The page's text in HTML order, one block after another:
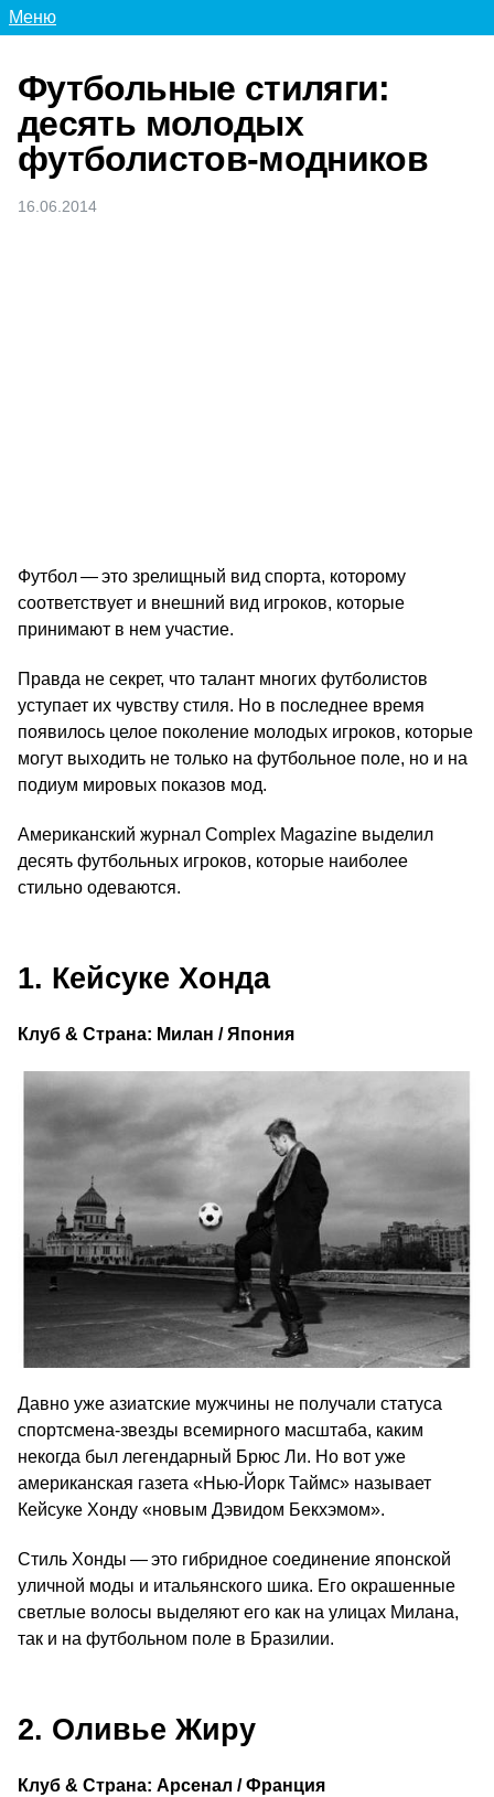
Меню
Футбольные стиляги:
десять молодых
футболистов-модников
16.06.2014
Футбол — это зрелищный вид спорта, которому
соответствует и внешний вид игроков, которые
принимают в нем участие.
Правда не секрет, что талант многих футболистов
уступает их чувству стиля. Но в последнее время
появилось целое поколение молодых игроков, которые
могут выходить не только на футбольное поле, но и на
подиум мировых показов мод.
Американский журнал Complex Magazine выделил
десять футбольных игроков, которые наиболее
стильно одеваются.
1. Кейсуке Хонда
Клуб & Страна: Милан / Япония
Давно уже азиатские мужчины не получали статуса
спортсмена-звезды всемирного масштаба, каким
некогда был легендарный Брюс Ли. Но вот уже
американская газета «Нью-Йорк Таймс» называет
Кейсуке Хонду «новым Дэвидом Бекхэмом».
Стиль Хонды — это гибридное соединение японской
уличной моды и итальянского шика. Его окрашенные
светлые волосы выделяют его как на улицах Милана,
так и на футбольном поле в Бразилии.
2. Оливье Жиру
Клуб & Страна: Арсенал / Франция